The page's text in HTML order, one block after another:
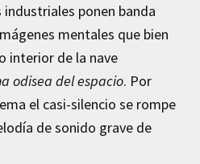
ponen banda
mentales que bien
interior de la nave
odisea del espacio. Por
el casi-silencio se rompe
de sonido grave de